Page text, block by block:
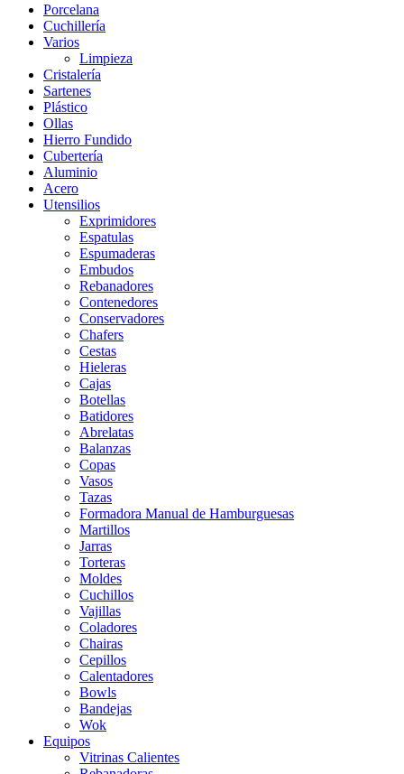
Porcelana
Cuchillería
Varios
Limpieza
Cristalería
Sartenes
Plástico
Ollas
Hierro Fundido
Cubertería
Aluminio
Acero
Utensilios
Exprimidores
Espatulas
Espumaderas
Embudos
Rebanadores
Contenedores
Conservadores
Chafers
Cestas
Hieleras
Cajas
Botellas
Batidores
Abrelatas
Balanzas
Copas
Vasos
Tazas
Formadora Manual de Hamburguesas
Martillos
Jarras
Torteras
Moldes
Cuchillos
Vajillas
Coladores
Chairas
Cepillos
Calentadores
Bowls
Bandejas
Wok
Equipos
Vitrinas Calientes